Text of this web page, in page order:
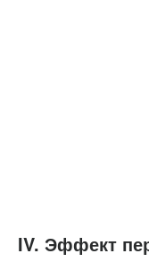
IV. Эффект